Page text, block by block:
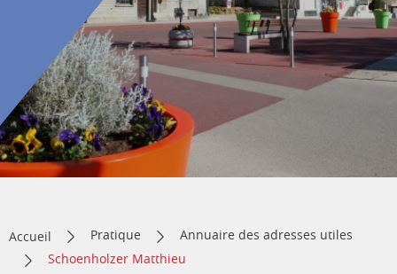
Accueil Pratique
Annuaire des adresses utiles
Schoenholzer Matthieu